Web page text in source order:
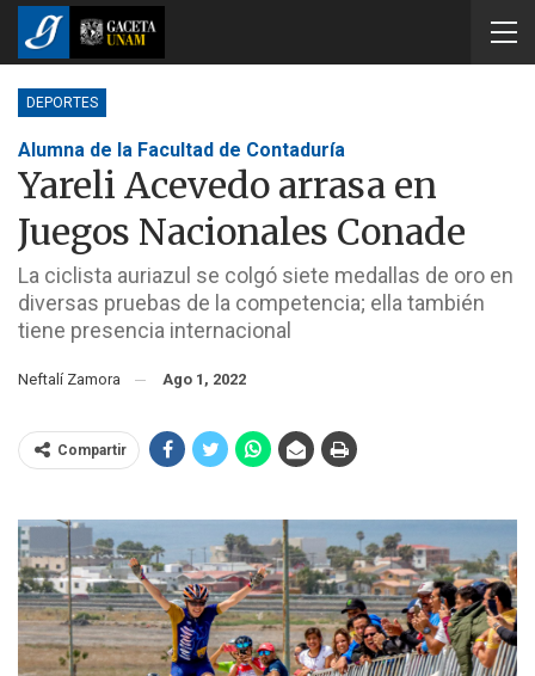
DEPORTES
Alumna de la Facultad de Contaduría
Yareli Acevedo arrasa en
Juegos Nacionales Conade
La ciclista auriazul se colgó siete medallas de oro en
diversas pruebas de la competencia; ella también
tiene presencia internacional
Neftalí Zamora Ago 1, 2022
Compartir